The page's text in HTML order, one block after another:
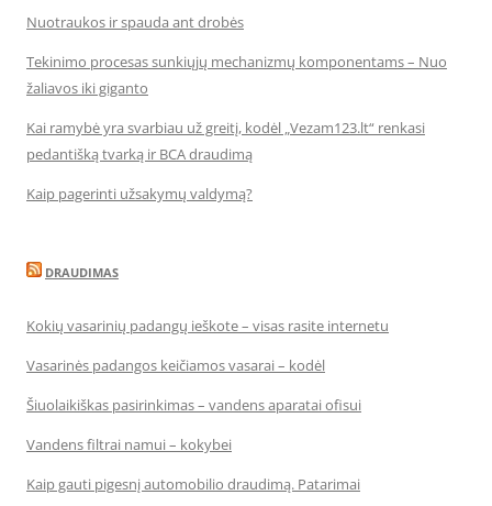
Nuotraukos ir spauda ant drobės
Tekinimo procesas sunkiųjų mechanizmų komponentams – Nuo
žaliavos iki giganto
Kai ramybė yra svarbiau už greitį, kodėl „Vezam123.lt“ renkasi
pedantišką tvarką ir BCA draudimą
Kaip pagerinti užsakymų valdymą?
DRAUDIMAS
Kokių vasarinių padangų ieškote – visas rasite internetu
Vasarinės padangos keičiamos vasarai – kodėl
Šiuolaikiškas pasirinkimas – vandens aparatai ofisui
Vandens filtrai namui – kokybei
Kaip gauti pigesnį automobilio draudimą. Patarimai